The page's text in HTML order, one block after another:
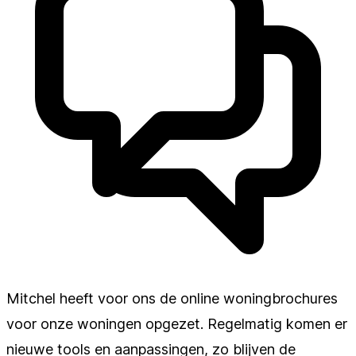
Mitchel heeft voor ons de online woningbrochures
voor onze woningen opgezet. Regelmatig komen er
nieuwe tools en aanpassingen, zo blijven de